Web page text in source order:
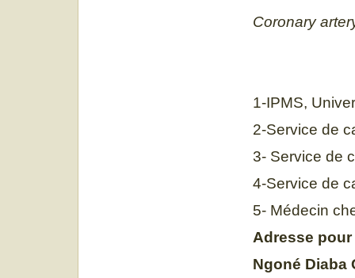
Coronary
1-IPMS,
2-Service de
3- Service de
4-Service de
5- Médecin
Adresse
Ngoné Diaba